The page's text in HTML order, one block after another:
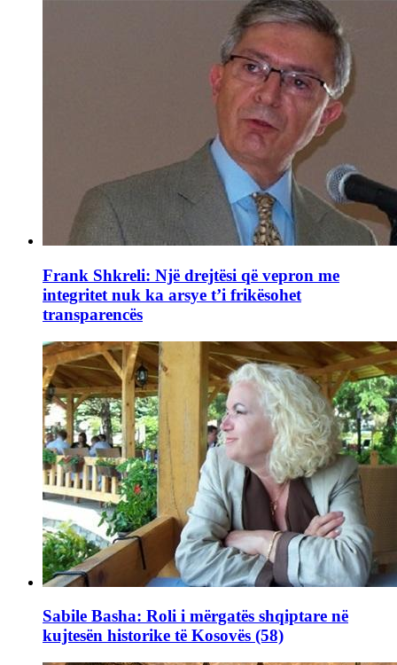
Frank Shkreli: Një drejtësi që vepron me
integritet nuk ka arsye t’i frikësohet
transparencës
Sabile Basha: Roli i mërgatës shqiptare në
kujtesën historike të Kosovës (58)